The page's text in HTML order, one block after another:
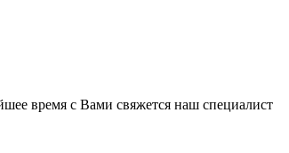
время с Вами свяжется наш специалист